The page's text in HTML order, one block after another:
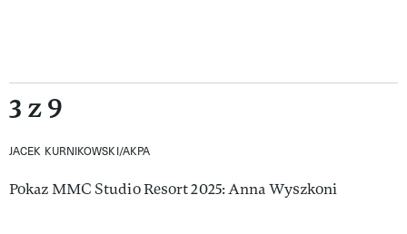
3 z 9
JACEK KURNIKOWSKI/AKPA
Pokaz MMC Studio Resort 2025: Anna Wyszkoni